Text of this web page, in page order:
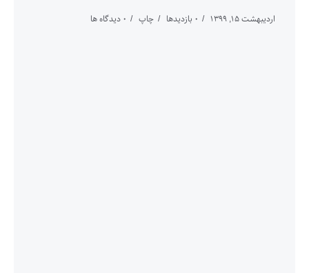
اردیبهشت ۱۵, ۱۳۹۹ ۰ بازدیدها چاپ ۰ دیدگاه ها